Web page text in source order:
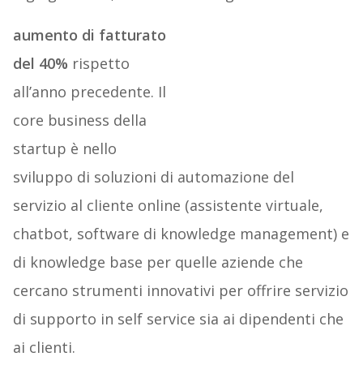
aumento di fatturato
del 40% rispetto
all’anno precedente. Il
core business della
startup è nello
sviluppo di soluzioni di automazione del
servizio al cliente online (assistente virtuale,
chatbot, software di knowledge management) e
di knowledge base per quelle aziende che
cercano strumenti innovativi per offrire servizio
di supporto in self service sia ai dipendenti che
ai clienti.